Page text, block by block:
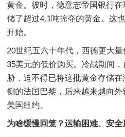
黄金。彼时，德意志帝国银行
储了超过4.1吨掠夺的黄金。这
开始。
20世纪五六十年代，西德更大
35美元的低价购买。冷战期间
胁，迫不得已将这批黄金存储
侧的法国巴黎，后来越来越向
美国纽约。
为啥缓慢回笼？运输困难、安全